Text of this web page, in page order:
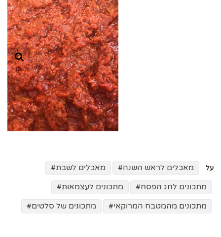
על מאכלים לראש השנה
מאכלים לשבת
מתכונים לחג הפסח
מתכונים לעצמאות
מתכונים מהמטבח המרוקאי
מתכונים של סלטים